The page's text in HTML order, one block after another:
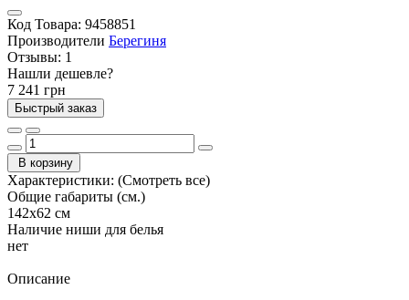
Код Товара: 9458851
Производители Берегиня
Отзывы: 1
Нашли дешевле?
7 241 грн
Быстрый заказ
В корзину
Характеристики: (Смотреть все)
Общие габариты (см.)
142х62 см
Наличие ниши для белья
нет
Описание